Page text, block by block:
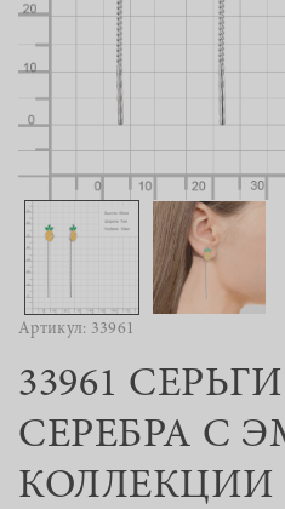
Артикул: 33961
33961
СЕРЕБРА С
КОЛЛЕКЦИИ